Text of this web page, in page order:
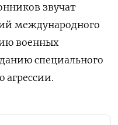
звучат
международного
военных
специального
агрессии.